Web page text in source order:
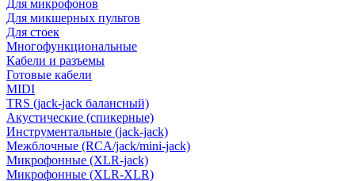
Для микрофонов
Для микшерных пультов
Для стоек
Многофункциональные
Кабели и разъемы
Готовые кабели
MIDI
TRS (jack-jack балансный)
Акустические (спикерные)
Инструментальные (jack-jack)
Межблочные (RCA/jack/mini-jack)
Микрофонные (XLR-jack)
Микрофонные (XLR-XLR)